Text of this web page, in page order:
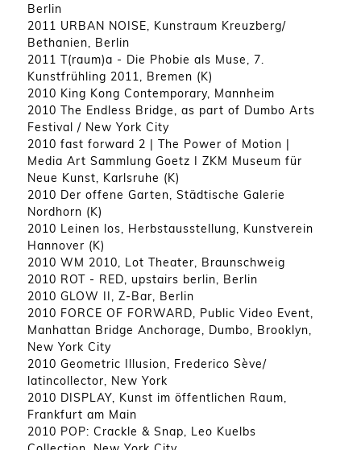
Berlin
2011 URBAN NOISE, Kunstraum Kreuzberg/
Bethanien, Berlin
2011 T(raum)a - Die Phobie als Muse, 7.
Kunstfrühling 2011, Bremen (K)
2010 King Kong Contemporary, Mannheim
2010 The Endless Bridge, as part of Dumbo Arts
Festival / New York City
2010 fast forward 2 | The Power of Motion |
Media Art Sammlung Goetz I ZKM Museum für
Neue Kunst, Karlsruhe (K)
2010 Der offene Garten, Städtische Galerie
Nordhorn (K)
2010 Leinen los, Herbstausstellung, Kunstverein
Hannover (K)
2010 WM 2010, Lot Theater, Braunschweig
2010 ROT - RED, upstairs berlin, Berlin
2010 GLOW II, Z-Bar, Berlin
2010 FORCE OF FORWARD, Public Video Event,
Manhattan Bridge Anchorage, Dumbo, Brooklyn,
New York City
2010 Geometric Illusion, Frederico Sève/
latincollector, New York
2010 DISPLAY, Kunst im öffentlichen Raum,
Frankfurt am Main
2010 POP: Crackle & Snap, Leo Kuelbs